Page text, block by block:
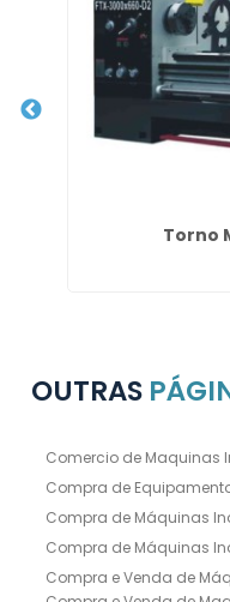
Torno
OUTRAS
Comercio de Maquinas
Compra de
Compra de Máquinas
Compra de Máquinas
Compra e Venda de